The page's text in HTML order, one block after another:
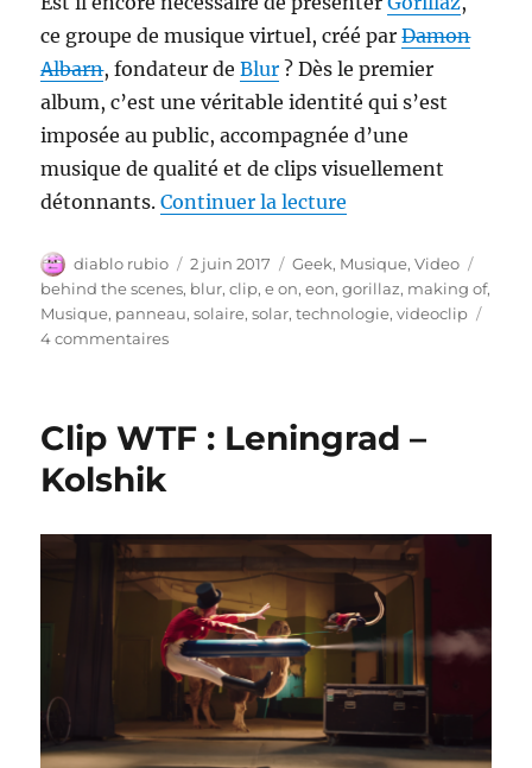
ce groupe de musique virtuel, créé parDamon
Albarn, fondateur deBlur ? Dès le premier
album, c’est une véritable identité qui s’est
imposée au public, accompagnée d’une
musique de qualité et de clips visuellement
détonnants.Continuer la lecture
Auteur
diablo rubio
Publié
le
2 juin 2017 Catégories
Geek, Musique,Video
behind the scenes, blur,clip,e on,eon,gorillaz, making of,
Musique, panneau,solaire,solar,technologie,videoclip
4 commentairessur
–
Clip WTF : Leningrad –
Kolshik